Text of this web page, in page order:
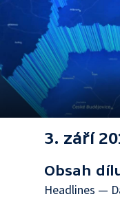
3. září
Obsah
Headlines —